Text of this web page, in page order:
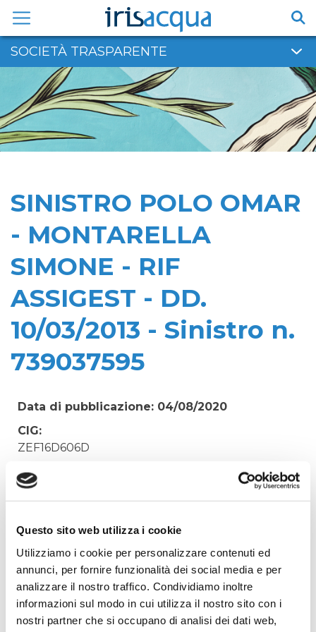
Questo sito web utilizza i cookie
Utilizziamo i cookie per personalizzare contenuti ed
annunci, per fornire funzionalità dei social media e per
analizzare il nostro traffico. Condividiamo inoltre
informazioni sul modo in cui utilizza il nostro sito con i
nostri partner che si occupano di analisi dei dati web,
contenuto
SOCIETÀ TRASPARENTE
SINISTRO POLO OMAR
- MONTARELLA
SIMONE - RIF
ASSIGEST - DD.
10/03/2013 - Sinistro n.
739037595
Data di pubblicazione: 04/08/2020
CIG:
ZEF16D606D
Struttura proponente:
'Irisacqua srl P.I./C.F. 01070220312. - Ufficio
Tecnico
Oggetto:
SINISTRO POLO OMAR - MONTARELLA SIMONE
- RIF ASSIGEST - DD. 10/03/2013 - Sinistro n.
739037595
Elenco operatori invitati:
Codice Fiscale: